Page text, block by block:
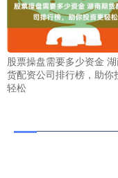
股票操盘需要多少资金
货配资公司排行榜，助你
轻松